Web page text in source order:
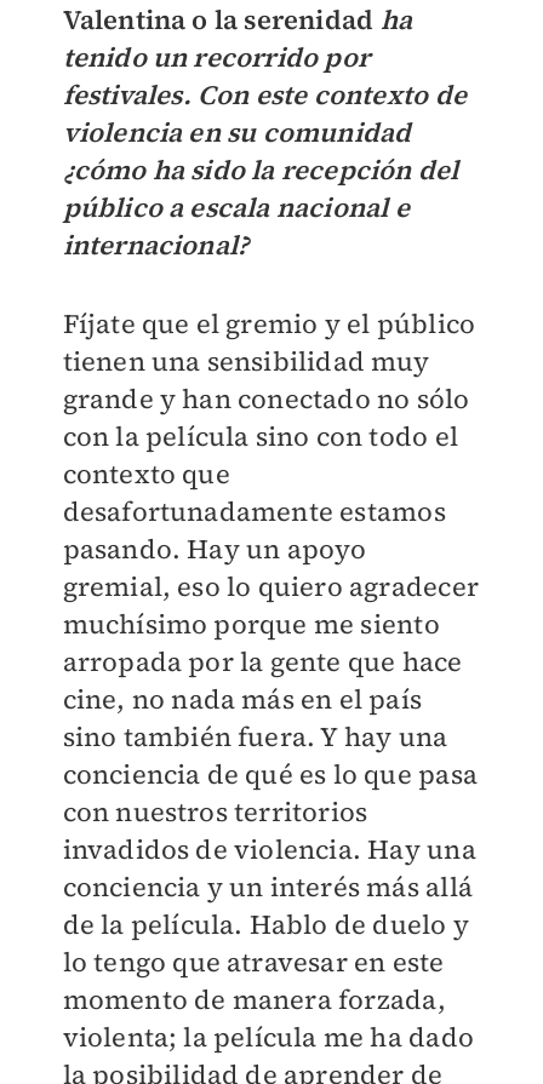
Valentina o la serenidad ha
tenido un recorrido por
festivales. Con este contexto de
violencia en su comunidad
¿cómo ha sido la recepción del
público a escala nacional e
internacional?
Fíjate que el gremio y el público
tienen una sensibilidad muy
grande y han conectado no sólo
con la película sino con todo el
contexto que
desafortunadamente estamos
pasando. Hay un apoyo
gremial, eso lo quiero agradecer
muchísimo porque me siento
arropada por la gente que hace
cine, no nada más en el país
sino también fuera. Y hay una
conciencia de qué es lo que pasa
con nuestros territorios
invadidos de violencia. Hay una
conciencia y un interés más allá
de la película. Hablo de duelo y
lo tengo que atravesar en este
momento de manera forzada,
violenta; la película me ha dado
la posibilidad de aprender de